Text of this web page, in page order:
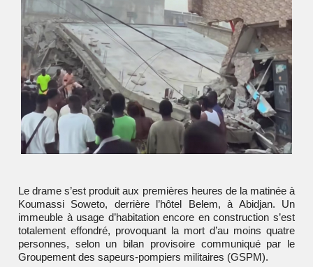
Le drame s’est produit aux premières heures de la matinée à
Koumassi Soweto, derrière l’hôtel Belem, à Abidjan. Un
immeuble à usage d’habitation encore en construction s’est
totalement effondré, provoquant la mort d’au moins quatre
personnes, selon un bilan provisoire communiqué par le
Groupement des sapeurs-pompiers militaires (GSPM).